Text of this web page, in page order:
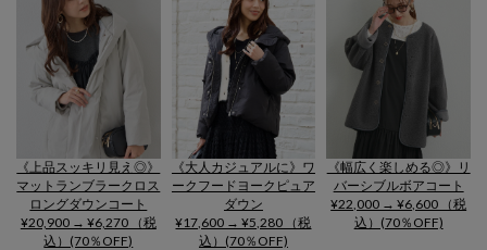
《上品スッキリ見え◎》
マットランブラークロス
ロングダウンコート
¥20,900 → ¥6,270 （税
込）(70％OFF)
《大人カジュアルに》ワ
ークフードヨークピュア
ダウン
¥17,600 → ¥5,280 （税
込）(70％OFF)
《幅広く楽しめる◎》リ
バーシブルボアコート
¥22,000 → ¥6,600 （税
込）(70％OFF)